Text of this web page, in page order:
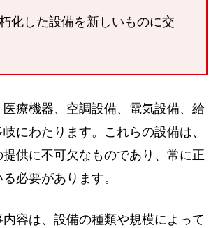
化した設備を新しいものに交
療機器、空調設備、電気設備、給
にわたります。これらの設備は、
供に不可欠なものであり、常に正
必要があります。
容は、設備の種類や規模によって